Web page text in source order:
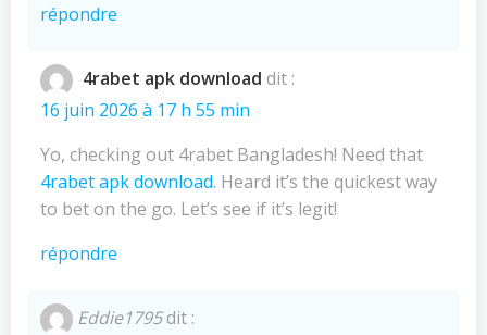
répondre
4rabet apk download dit :
16 juin 2026 à 17 h 55 min
Yo, checking out 4rabet Bangladesh! Need that
4rabet apk download. Heard it’s the quickest way
to bet on the go. Let’s see if it’s legit!
répondre
Eddie1795dit :